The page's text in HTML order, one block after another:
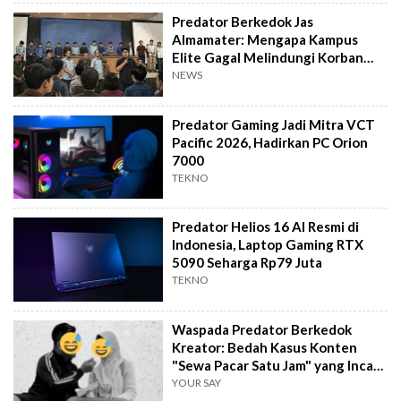
Predator Berkedok Jas
Almamater: Mengapa Kampus
Elite Gagal Melindungi Korban
Kekerasan Seksual?
NEWS
Predator Gaming Jadi Mitra VCT
Pacific 2026, Hadirkan PC Orion
7000
TEKNO
Predator Helios 16 AI Resmi di
Indonesia, Laptop Gaming RTX
5090 Seharga Rp79 Juta
TEKNO
Waspada Predator Berkedok
Kreator: Bedah Kasus Konten
"Sewa Pacar Satu Jam" yang Incar
Anak SMA
YOUR SAY